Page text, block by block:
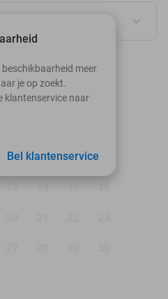
2026
Do Vr
6 7 8
beschikbaarheid meer
je op zoekt.
klantenservice naar
Bel klantenservice